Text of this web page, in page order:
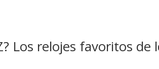
Los relojes favoritos de